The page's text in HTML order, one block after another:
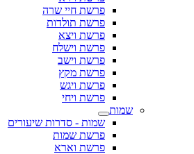
פרשת חיי שרה
פרשת תולדות
פרשת ויצא
פרשת וישלח
פרשת וישב
פרשת מקץ
פרשת ויגש
פרשת ויחי
שמות
שמות - סדרות שיעורים
פרשת שמות
פרשת וארא